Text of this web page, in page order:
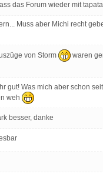
das Forum wieder mit
Muss aber Michi recht
von Storm
waren
gut! Was mich aber schon
weh
besser, danke